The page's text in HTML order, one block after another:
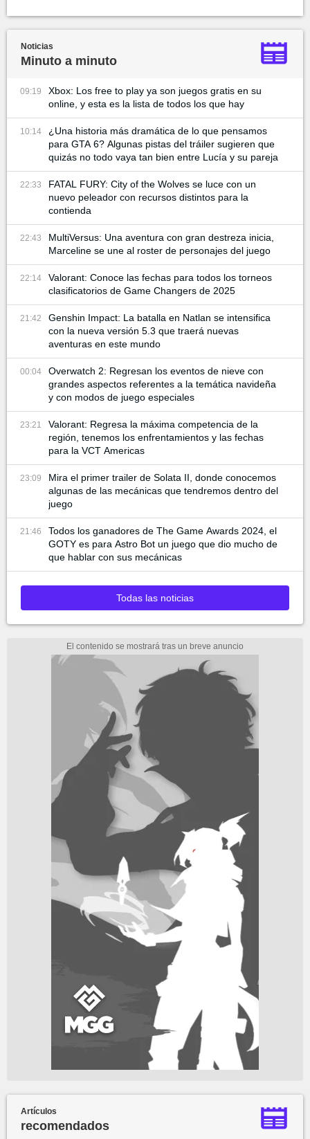
Noticias
Minuto a minuto
09:19
Xbox: Los free to play ya son juegos gratis en su
online, y esta es la lista de todos los que hay
10:14
¿Una historia más dramática de lo que pensamos
para GTA 6? Algunas pistas del tráiler sugieren que
quizás no todo vaya tan bien entre Lucía y su pareja
22:33
FATAL FURY: City of the Wolves se luce con un
nuevo peleador con recursos distintos para la
contienda
22:43
MultiVersus: Una aventura con gran destreza inicia,
Marceline se une al roster de personajes del juego
22:14
Valorant: Conoce las fechas para todos los torneos
clasificatorios de Game Changers de 2025
21:42
Genshin Impact: La batalla en Natlan se intensifica
con la nueva versión 5.3 que traerá nuevas
aventuras en este mundo
00:04
Overwatch 2: Regresan los eventos de nieve con
grandes aspectos referentes a la temática navideña
y con modos de juego especiales
23:21
Valorant: Regresa la máxima competencia de la
región, tenemos los enfrentamientos y las fechas
para la VCT Americas
23:09
Mira el primer trailer de Solata II, donde conocemos
algunas de las mecánicas que tendremos dentro del
juego
21:46
Todos los ganadores de The Game Awards 2024, el
GOTY es para Astro Bot un juego que dio mucho de
que hablar con sus mecánicas
Todas las noticias
Artículos
recomendados